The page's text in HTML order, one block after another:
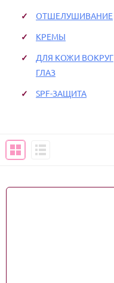
ОТШЕЛУШИВАНИЕ
КРЕМЫ
ДЛЯ КОЖИ ВОКРУГ
ГЛАЗ
SPF-ЗАЩИТА